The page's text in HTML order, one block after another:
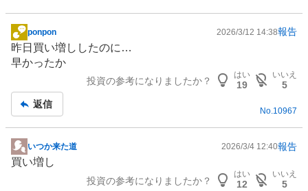
掲
示
板
ponpon 2026/3/12 14:38報告
昨日買い増ししたのに…
早かったか
投資の参考になりましたか？
はい
19
いいえ
5
返信
No.10967
掲
示
いつか来た道 2026/3/4 12:40報告
買い増し
投資の参考になりましたか？
はい
12
いいえ
5